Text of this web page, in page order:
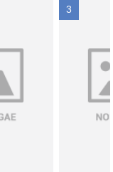
3